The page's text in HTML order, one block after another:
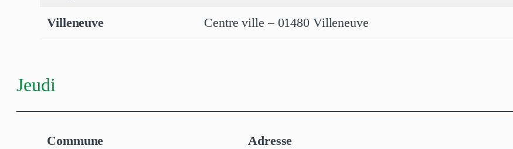
Villeneuve Centre ville – 01480 Villeneuve
Jeudi
Commune Adresse